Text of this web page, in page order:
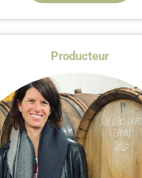
Producteur